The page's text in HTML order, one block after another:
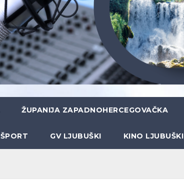
ŽUPANIJA ZAPADNOHERCEGOVAČKA
ŠPORT GV LJUBUŠKI KINO LJUBUŠKI